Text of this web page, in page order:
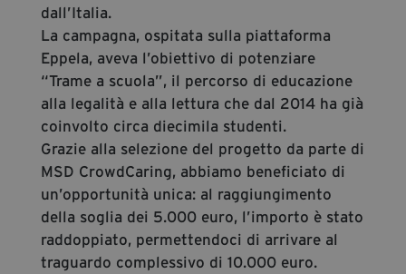
dall’Italia.
La campagna, ospitata sulla piattaforma
Eppela, aveva l’obiettivo di potenziare
“Trame a scuola”, il percorso di educazione
alla legalità e alla lettura che dal 2014 ha già
coinvolto circa diecimila studenti.
Grazie alla selezione del progetto da parte di
MSD CrowdCaring, abbiamo beneficiato di
un’opportunità unica: al raggiungimento
della soglia dei 5.000 euro, l’importo è stato
raddoppiato, permettendoci di arrivare al
traguardo complessivo di 10.000 euro.